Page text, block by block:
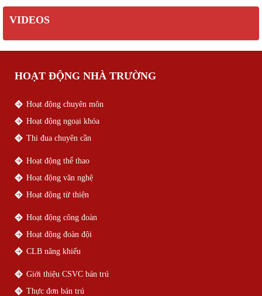
VIDEOS
HOẠT ĐỘNG NHÀ TRƯỜNG
Hoạt động chuyên môn
Hoạt động ngoại khóa
Thi đua chuyên cần
Hoạt động thể thao
Hoạt động văn nghệ
Hoạt động từ thiện
Hoạt động công đoàn
Hoạt động đoàn đội
CLB năng khiếu
Giới thiệu CSVC bán trú
Thực đơn bán trú